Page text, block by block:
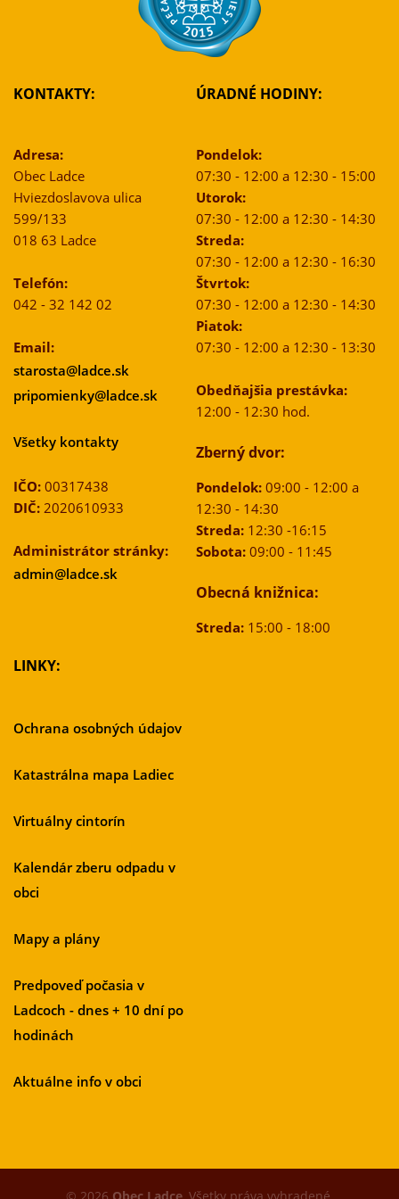
KONTAKTY:
Adresa:
Obec Ladce
Hviezdoslavova ulica
599/133
018 63 Ladce
Telefón:
042 - 32 142 02
Email:
starosta@ladce.sk
pripomienky@ladce.sk
Všetky kontakty
IČO: 00317438
DIČ: 2020610933
Administrátor stránky:
admin@ladce.sk
ÚRADNÉ HODINY:
Pondelok:
07:30 - 12:00 a 12:30 - 15:00
Utorok:
07:30 - 12:00 a 12:30 - 14:30
Streda:
07:30 - 12:00 a 12:30 - 16:30
Štvrtok:
07:30 - 12:00 a 12:30 - 14:30
Piatok:
07:30 - 12:00 a 12:30 - 13:30
Obedňajšia prestávka:
12:00 - 12:30 hod.
Zberný dvor:
Pondelok:09:00 - 12:00 a
12:30 - 14:30
Streda:12:30 -16:15
Sobota:09:00 - 11:45
Obecná knižnica:
Streda:15:00 - 18:00
LINKY:
Ochrana osobných údajov
Katastrálna mapa Ladiec
Virtuálny cintorín
Kalendár zberu odpadu v
obci
Mapy a plány
Predpoveď počasia v
Ladcoch - dnes + 10 dní po
hodinách
Aktuálne info v obci